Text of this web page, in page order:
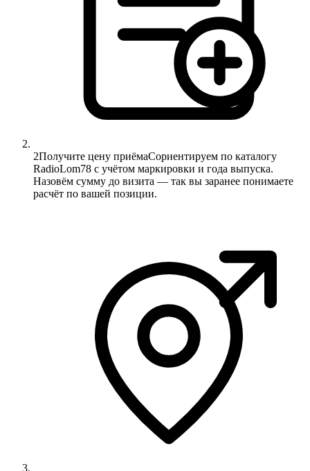
2Получите цену приёмаСориентируем по каталогу
RadioLom78 с учётом маркировки и года выпуска.
Назовём сумму до визита — так вы заранее понимаете
расчёт по вашей позиции.